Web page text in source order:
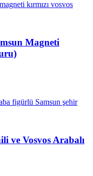
Magneti
ve Vosvos Arabalı